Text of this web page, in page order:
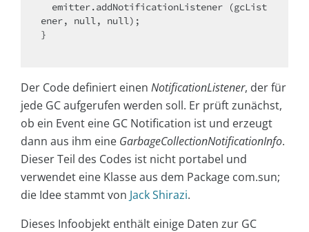
ener, null, null);
}
Der Code definiert einen NotificationListener, der für
jede GC aufgerufen werden soll. Er prüft zunächst,
ob ein Event eine GC Notification ist und erzeugt
dann aus ihm eine GarbageCollectionNotificationInfo.
Dieser Teil des Codes ist nicht portabel und
verwendet eine Klasse aus dem Package com.sun;
die Idee stammt von Jack Shirazi.
Dieses Infoobjekt enthält einige Daten zur GC